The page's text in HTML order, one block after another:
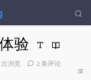
验
次浏览
2 条评论